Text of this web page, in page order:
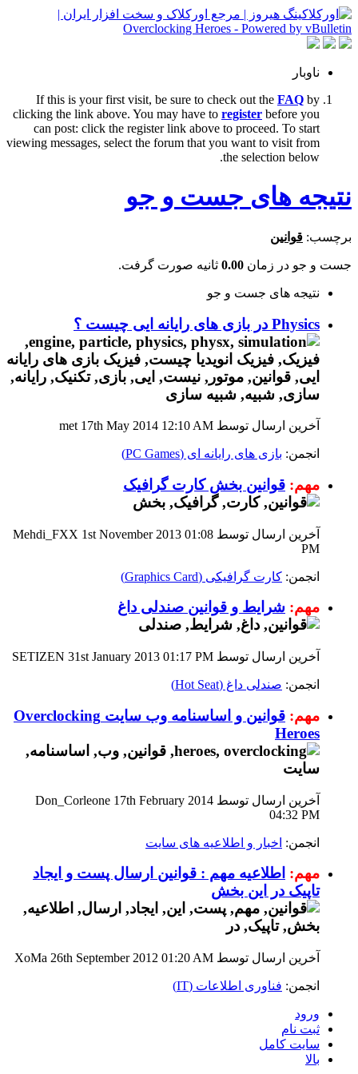
ناوبار
If this is your first visit, be sure to check out the FAQ by
clicking the link above. You may have to register before you
can post: click the register link above to proceed. To start
viewing messages, select the forum that you want to visit from
the selection below.
نتیجه های جست و جو
برچسب: قوانین
جست و جو در زمان 0.00 ثانیه صورت گرفت.
نتیجه های جست و جو
Physics در بازی های رایانه ایی چیست ؟
آخرین ارسال توسط met 17th May 2014 12:10 AM
انجمن: بازی های رایانه ای (PC Games)
مهم: قوانین بخش کارت گرافیک
آخرین ارسال توسط Mehdi_FXX 1st November 2013 01:08
PM
انجمن: کارت گرافیکی (Graphics Card)
مهم: شرایط و قوانین صندلی داغ
آخرین ارسال توسط SETIZEN 31st January 2013 01:17 PM
انجمن: صندلی داغ (Hot Seat)
مهم:
قوانین و اساسنامه وب سایت Overclocking
Heroes
آخرین ارسال توسط Don_Corleone 17th February 2014
04:32 PM
انجمن: اخبار و اطلاعیه های سایت
مهم: اطلاعیه مهم : قوانین ارسال پست و ایجاد
تاپیک در این بخش
آخرین ارسال توسط XoMa 26th September 2012 01:20 AM
انجمن: فناوری اطلاعات (IT)
ورود
ثبت نام
سایت کامل
بالا